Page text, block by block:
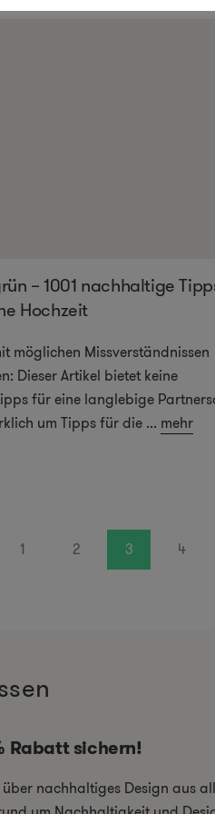
– 1001 nachhaltige
Hochzeit
möglichen Missverständnissen
Dieser Artikel bietet keine
für eine langlebige
um Tipps für die ... mehr
1 2 3 4
Rabatt sichern!
nachhaltiges Design aus